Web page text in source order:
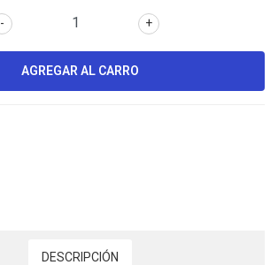
+
-
DESCRIPCIÓN